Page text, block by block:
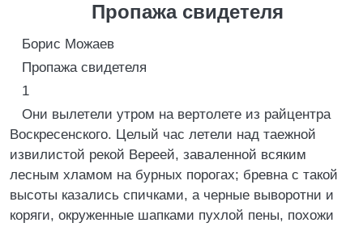
Пропажа свидетеля
Борис Можаев
Пропажа свидетеля
1
Они вылетели утром на вертолете из райцентра
Воскресенского. Целый час летели над таежной
извилистой рекой Вереей, заваленной всяким
лесным хламом на бурных порогах; бревна с такой
высоты казались спичками, а черные выворотни и
коряги, окруженные шапками пухлой пены, похожи